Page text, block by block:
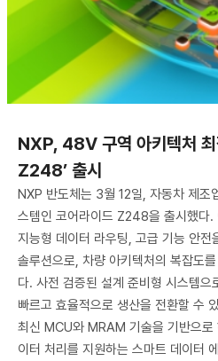
NXP, 48V 구역 아키텍처 최
Z248’ 출시
NXP 반도체는 3월 12일, 자동차 제조
스템인 코어라이드 Z248을 출시했다
지능형 데이터 라우팅, 고급 기능 안전
솔루션으로, 차량 아키텍처의 복잡도
다. 사전 검증된 설계 준비형 시스템으
빠르고 효율적으로 생산을 전환할 수
최신 MCU와 MRAM 기술을 기반으로
이터 처리를 지원하는 스마트 데이터